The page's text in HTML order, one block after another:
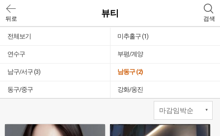
뒤로
뷰티
검색
전체보기 미추홀구(1)
연수구 부평/계양
남구/서구(3) 남동구(2)
동구/중구 강화/옹진